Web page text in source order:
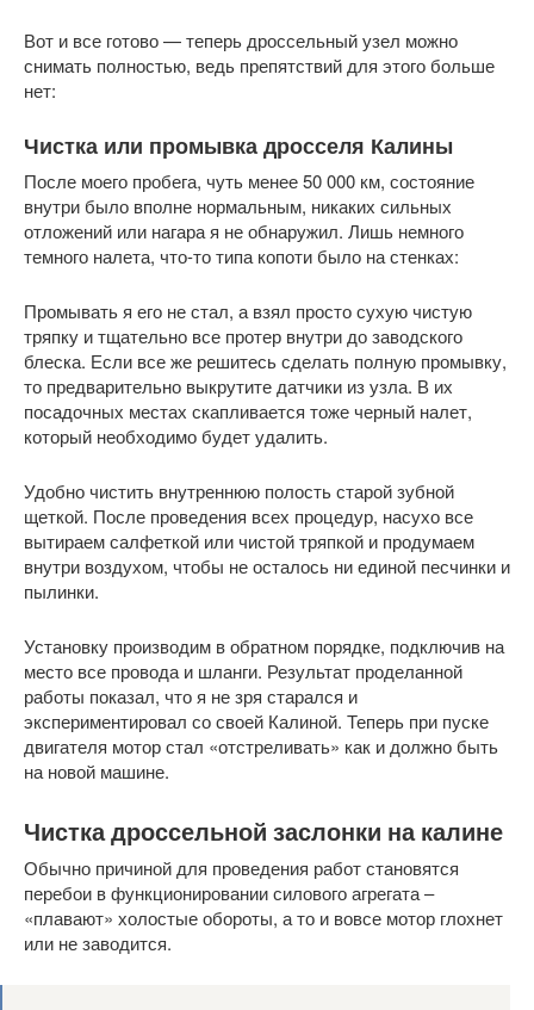
Вот и все готово — теперь дроссельный узел можно
снимать полностью, ведь препятствий для этого больше
нет:
Чистка или промывка дросселя Калины
После моего пробега, чуть менее 50 000 км, состояние
внутри было вполне нормальным, никаких сильных
отложений или нагара я не обнаружил. Лишь немного
темного налета, что-то типа копоти было на стенках:
Промывать я его не стал, а взял просто сухую чистую
тряпку и тщательно все протер внутри до заводского
блеска. Если все же решитесь сделать полную промывку,
то предварительно выкрутите датчики из узла. В их
посадочных местах скапливается тоже черный налет,
который необходимо будет удалить.
Удобно чистить внутреннюю полость старой зубной
щеткой. После проведения всех процедур, насухо все
вытираем салфеткой или чистой тряпкой и продумаем
внутри воздухом, чтобы не осталось ни единой песчинки и
пылинки.
Установку производим в обратном порядке, подключив на
место все провода и шланги. Результат проделанной
работы показал, что я не зря старался и
экспериментировал со своей Калиной. Теперь при пуске
двигателя мотор стал «отстреливать» как и должно быть
на новой машине.
Чистка дроссельной заслонки на калине
Обычно причиной для проведения работ становятся
перебои в функционировании силового агрегата –
«плавают» холостые обороты, а то и вовсе мотор глохнет
или не заводится.